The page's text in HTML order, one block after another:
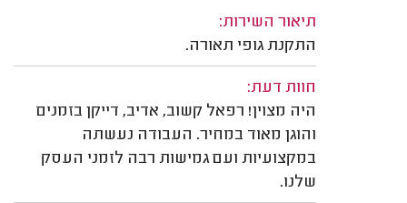
תיאור השירות:
התקנת גופי תאורה.
חוות דעת:
היה מצוין! רפאל קשוב, אדיב, דייקן בזמנים
והוגן מאוד במחיר. העבודה נעשתה
במקצועיות ועם גמישות רבה לזמני העסק
שלנו.